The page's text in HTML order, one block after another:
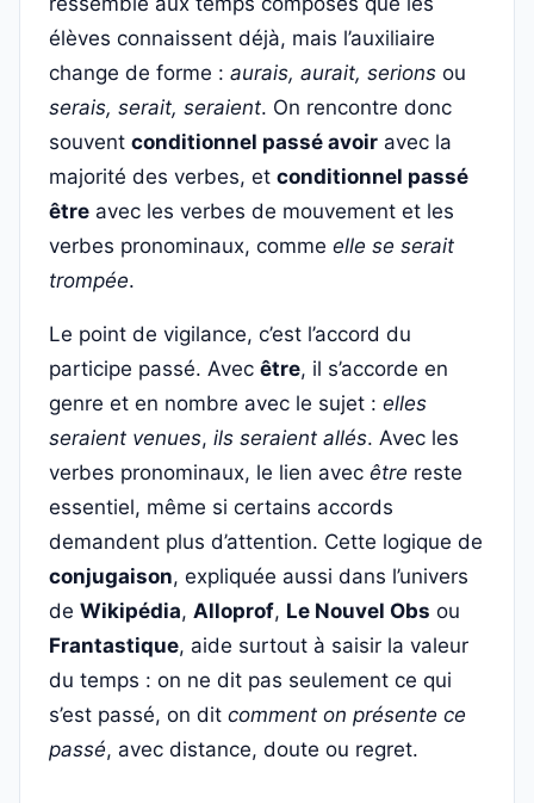
élèves connaissent déjà, mais l’auxiliaire
change de forme : aurais, aurait, serions ou
serais, serait, seraient. On rencontre donc
souvent conditionnel passé avoir avec la
majorité des verbes, et conditionnel passé
être avec les verbes de mouvement et les
verbes pronominaux, comme elle se serait
trompée.
Le point de vigilance, c’est l’accord du
participe passé. Avec être, il s’accorde en
genre et en nombre avec le sujet : elles
seraient venues, ils seraient allés. Avec les
verbes pronominaux, le lien avec être reste
essentiel, même si certains accords
demandent plus d’attention. Cette logique de
conjugaison, expliquée aussi dans l’univers
de Wikipédia, Alloprof, Le Nouvel Obs ou
Frantastique, aide surtout à saisir la valeur
du temps : on ne dit pas seulement ce qui
s’est passé, on dit comment on présente ce
passé, avec distance, doute ou regret.